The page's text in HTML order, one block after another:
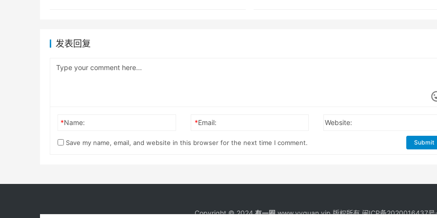
发表回复
*Name: *Email: Website:
Save my name, email, and website in this browser for the next time I comment. Submit
Copyright © 2024有一圈www.yyquan.vip 版权所有闽ICP备2020016437号